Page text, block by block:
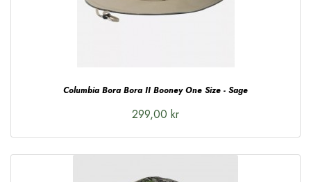
Columbia Bora Bora II Booney One Size - Sage
299,00 kr